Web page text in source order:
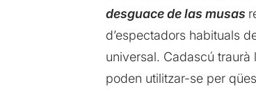
desguace de las musas
d’espectadors habituals
universal. Cadascú
poden utilitzar-se per